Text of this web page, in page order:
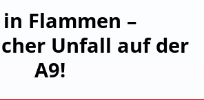
in Flammen –
Unfall auf der
A9!